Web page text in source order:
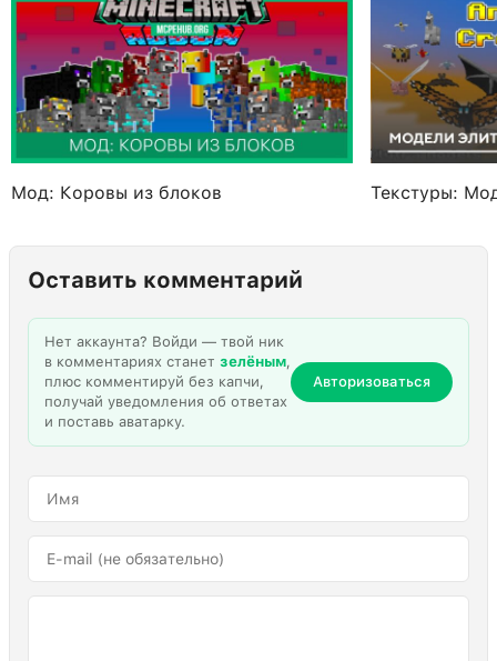
Мод: Коровы из блоков Текстуры:
Оставить комментарий
Нет аккаунта? Войди — твой ник
в комментариях станет зелёным,
плюс комментируй без капчи,
получай уведомления об ответах
и поставь аватарку.
Авторизоваться